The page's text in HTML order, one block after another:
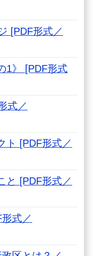
[PDF形式／
1》 [PDF形式
式／
ト [PDF形式／
と [PDF形式／
式／